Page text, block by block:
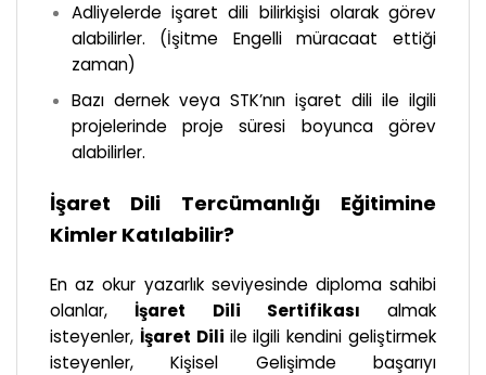
Adliyelerde işaret dili bilirkişisi olarak görev
alabilirler. (İşitme Engelli müracaat ettiği
zaman)
Bazı dernek veya STK’nın işaret dili ile ilgili
projelerinde proje süresi boyunca görev
alabilirler.
İşaret Dili Tercümanlığı Eğitimine
Kimler Katılabilir?
En az okur yazarlık seviyesinde diploma sahibi
olanlar, İşaret Dili Sertifikası almak
isteyenler, İşaret Dili ile ilgili kendini geliştirmek
isteyenler, Kişisel Gelişimde başarıyı